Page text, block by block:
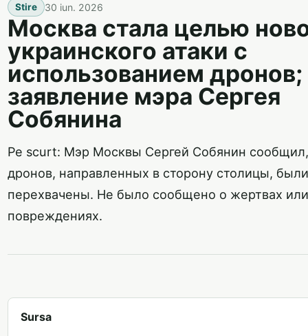
Stire 30 iun. 2026
Москва стала целью
украинского атаки с
использованием дронов;
заявление мэра Сергея
Собянина
Pe scurt: Мэр Москвы Сергей Собянин
дронов, направленных в сторону столицы, были
перехвачены. Не было сообщено о жертвах или
повреждениях.
Sursa